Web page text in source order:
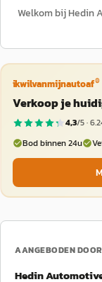
Welkom bij Hedin
ikwilvanmijnautoaf®
Verkoop je
4,3/5 ·
Bod binnen 24u
AANGEBODEN DOOR
Hedin